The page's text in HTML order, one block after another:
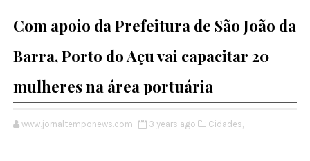
Com apoio da Prefeitura de São João da
Barra, Porto do Açu vai capacitar 20
mulheres na área portuária
www.jornaltemponews.com 3 years ago Cidades,